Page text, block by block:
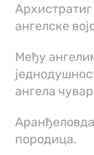
Архистратиг
ангелске
Међу
ангела
породица.